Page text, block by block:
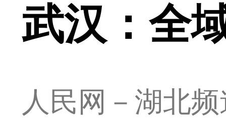
武汉：全
人民网－湖北